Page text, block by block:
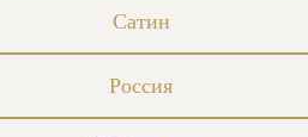
Сатин
Россия